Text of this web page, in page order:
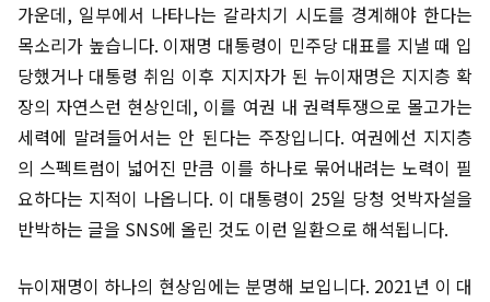
가운데, 일부에서 나타나는 갈라치기 시도를 경계해야 한다는
목소리가 높습니다. 이재명 대통령이 민주당 대표를 지낼 때 입
당했거나 대통령 취임 이후 지지자가 된 뉴이재명은 지지층 확
장의 자연스런 현상인데, 이를 여권 내 권력투쟁으로 몰고가는
세력에 말려들어서는 안 된다는 주장입니다. 여권에선 지지층
의 스펙트럼이 넓어진 만큼 이를 하나로 묶어내려는 노력이 필
요하다는 지적이 나옵니다. 이 대통령이 25일 당청 엇박자설을
반박하는 글을 SNS에 올린 것도 이런 일환으로 해석됩니다.
뉴이재명이 하나의 현상임에는 분명해 보입니다. 2021년 이 대